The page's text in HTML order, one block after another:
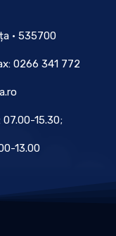
• 535700
0266 341 772
07.00-15.30;
13.00